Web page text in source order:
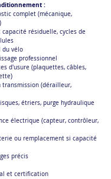
:
complet (mécanique,
résiduelle, cycles de
du vélo
professionnel
d'usure (plaquettes, câbles,
(dérailleur,
étriers, purge hydraulique
électrique (capteur, contrôleur,
ou remplacement si capacité
précis
et certification